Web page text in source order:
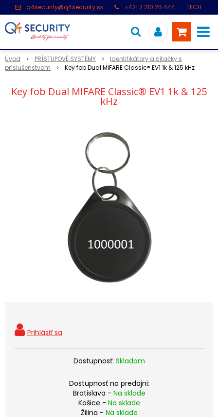
q4security@q4security.sk +421 2 210 25 444
TECH.
Úvod PRÍSTUPOVÉ SYSTÉMY
Identifikátory a čítačky s
príslušenstvom
Key fob Dual MIFARE Classic® EV1 1k & 125 kHz
Key fob Dual MIFARE Classic® EV1 1k & 125
kHz
Dostupnosť: Skladom
Dostupnosť na predajni:
Bratislava - Na sklade
Košice - Na sklade
Žilina - Na sklade